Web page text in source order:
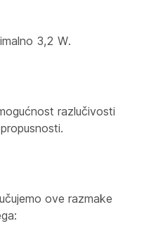
3,2 W.
razlučivosti
ove razmake